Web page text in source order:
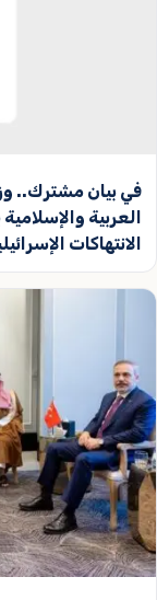
في بيان مشترك..
العربية
الانتهاكات